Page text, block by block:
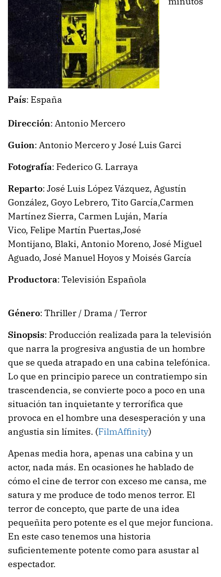
País: España
Dirección: Antonio Mercero
Guion: Antonio Mercero yJosé Luis Garci
Fotografía: Federico G. Larraya
Reparto: José Luis López Vázquez, Agustín
González, Goyo Lebrero, Tito García,Carmen
Martínez Sierra, Carmen Luján, María
Vico, Felipe Martín Puertas,José
Montijano, Blaki, Antonio Moreno, José Miguel
Aguado, José Manuel Hoyos y Moisés García
Productora: Televisión Española
Género: Thriller / Drama / Terror
Sinopsis: Producción realizada para la televisión
que narra la progresiva angustia de un hombre
que se queda atrapado en una cabina telefónica.
Lo que en principio parece un contratiempo sin
trascendencia, se convierte poco a poco en una
situación tan inquietante y terrorífica que
provoca en el hombre una desesperación y una
angustia sin límites. (FilmAffinity)
Apenas media hora, apenas una cabina y un
actor, nada más. En ocasiones he hablado de
cómo el cine de terror con exceso me cansa, me
satura y me produce de todo menos terror. El
terror de concepto, que parte de una idea
pequeñita pero potente es el que mejor funciona.
En este caso tenemos una historia
suficientemente potente como para asustar al
espectador.